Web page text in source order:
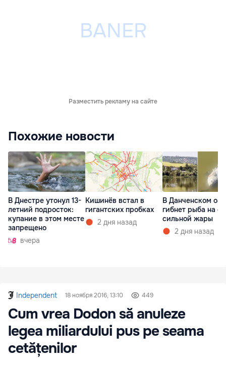
Разместить рекламу на сайте
Похожие новости
В Днестре утонул 13-
летний подросток:
купание в этом месте
запрещено
вчера
Кишинёв встал в
гигантских пробках
2 дня назад
В Данченском
гибнет рыба на
сильной жары
2 дня назад
Independent 18 ноября 2016, 13:10 449
Cum vrea Dodon să anuleze
legea miliardului pus pe seama
cetățenilor